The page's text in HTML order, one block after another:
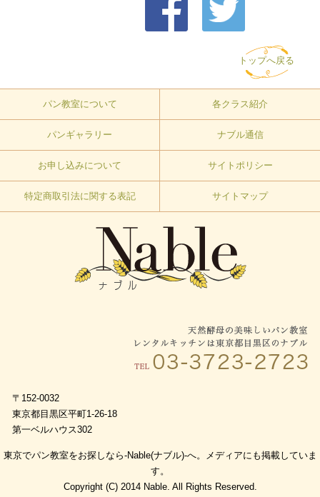
トップへ戻る
パン教室について 各クラス紹介
パンギャラリー ナブル通信
お申し込みについて サイトポリシー
特定商取引法に関する表記 サイトマップ
〒152-0032
東京都目黒区平町1-26-18
第一ベルハウス302
東京でパン教室をお探しなら-Nable(ナブル)-へ。メディアにも掲載していま
す。
Copyright (C) 2014 Nable. All Rights Reserved.